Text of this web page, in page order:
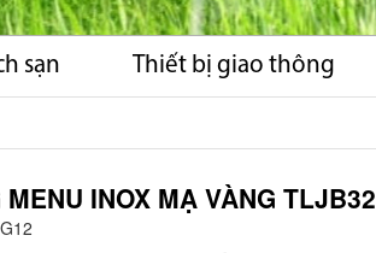
sạn Thiết bị giao thông
MENU INOX MẠ VÀNG TLJB32